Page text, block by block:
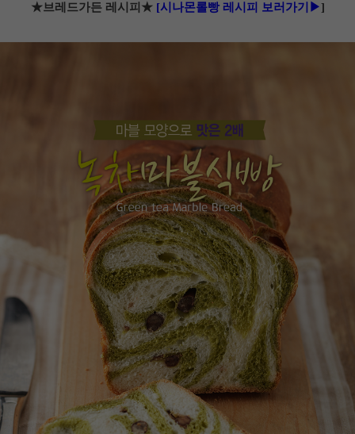
★브레드가든 레시피★ [시나몬롤빵 레시피 보러가기▶]